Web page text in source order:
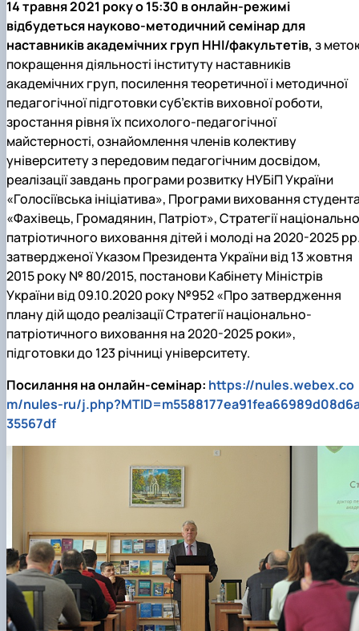
Презентація про роботу гуртка
Звіт про роботу гуртка
Презентація про роботу гуртка
наукового гуртка «Туризм&Рекреація»
Звіт про роботу гуртка
Презентація про роботу гуртка
Науковий доробок членів студентського
наукового гуртка "Туристичний візіонер"
Звіт про роботу гуртка
Презентація про роботу гуртка
14 травня 2021 року о 15:30 в онлайн-режимі
відбудеться науково-методичний семінар для
наставників академічних груп ННІ/факультетів, з
покращення діяльності інституту наставників
академічних груп, посилення теоретичної і методичної
педагогічної підготовки суб’єктів виховної роботи,
зростання рівня їх психолого-педагогічної
майстерності, ознайомлення членів колективу
університету з передовим педагогічним досвідом,
реалізації завдань програми розвитку НУБіП України
«Голосіївська ініціатива», Програми виховання
«Фахівець, Громадянин, Патріот», Стратегії
патріотичного виховання дітей і молоді на 2020-2025
затвердженої Указом Президента України від 13 жовтня
2015 року № 80/2015, постанови Кабінету Міністрів
України від 09.10.2020 року №952 «Про затвердження
плану дій щодо реалізації Стратегії національно-
патріотичного виховання на 2020-2025 роки»,
підготовки до 123 річниці університету.
Посилання на онлайн-семінар: https://nules.webex.co
m/nules-ru/
35567df